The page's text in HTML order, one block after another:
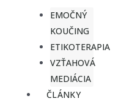
EMOČNÝ
KOUČING
ETIKOTERAPIA
VZŤAHOVÁ
MEDIÁCIA
ČLÁNKY